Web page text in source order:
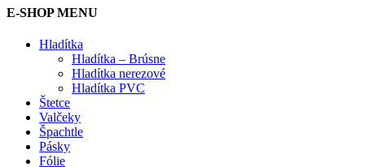
E-SHOP MENU
Hladítka
Hladítka – Brúsne
Hladítka nerezové
Hladítka PVC
Štetce
Valčeky
Špachtle
Pásky
Fólie